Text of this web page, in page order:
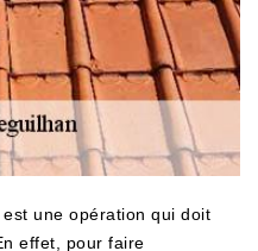
une opération qui doit
effet, pour faire